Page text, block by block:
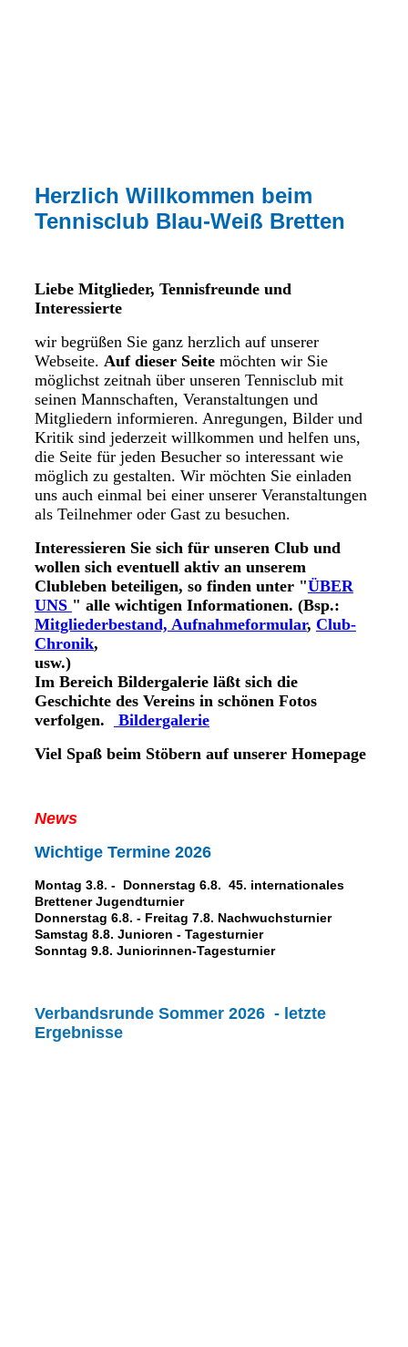
Herzlich Willkommen beim
Tennisclub Blau-Weiß Bretten
Liebe Mitglieder, Tennisfreunde und
Interessierte
wir begrüßen Sie ganz herzlich auf unserer
Webseite. Auf dieser Seitemöchten wir Sie
möglichst zeitnah über unseren Tennisclub mit
seinen Mannschaften, Veranstaltungen und
Mitgliedern informieren. Anregungen, Bilder und
Kritik sind jederzeit willkommen und helfen uns,
die Seite für jeden Besucher so interessant wie
möglich zu gestalten. Wir möchten Sie einladen
uns auch einmal bei einer unserer Veranstaltungen
als Teilnehmer oder Gast zu besuchen.
Interessieren Sie sich für unseren Club und
wollen sich eventuell aktiv an unserem
Clubleben beteiligen, so finden unter "ÜBER
UNS " alle wichtigen Informationen. (Bsp.:
Mitgliederbestand, Aufnahmeformular, Club-
Chronik,
Im Bereich Bildergalerie läßt sich die
Geschichte des Vereins in schönen Fotos
verfolgen.
Bildergalerie
Viel Spaß beim Stöbern auf unserer Homepage
News
Wichtige Termine 2026
Montag 3.8. - Donnerstag 6.8. 45. internationales
Brettener Jugendturnier
Donnerstag 6.8. - Freitag 7.8. Nachwuchsturnier
Samstag 8.8. Junioren - Tagesturnier
Sonntag 9.8. Juniorinnen-Tagesturnier
Verbandsrunde Sommer 2026 - letzte
Ergebnisse